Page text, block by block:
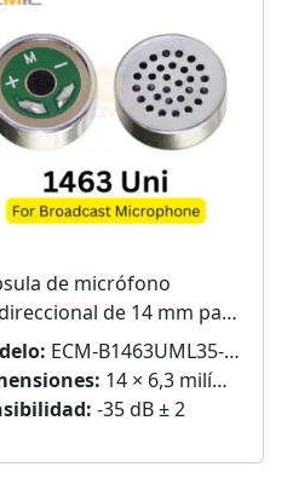
de micrófono
de 14 mm para
ECM-B1463UML35-750
14 × 6,3 milímetros
-35 dB ± 2